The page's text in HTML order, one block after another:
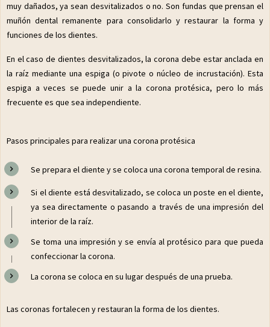
muy dañados, ya sean desvitalizados o no. Son fundas que prensan el
muñón dental remanente para consolidarlo y restaurar la forma y
funciones de los dientes.
En el caso de dientes desvitalizados, la corona debe estar anclada en
la raíz mediante una espiga (o pivote o núcleo de incrustación). Esta
espiga a veces se puede unir a la corona protésica, pero lo más
frecuente es que sea independiente.
Pasos principales para realizar una corona protésica
Se prepara el diente y se coloca una corona temporal de resina.
Si el diente está desvitalizado, se coloca un poste en el diente,
ya sea directamente o pasando a través de una impresión del
interior de la raíz.
Se toma una impresión y se envía al protésico para que pueda
confeccionar la corona.
La corona se coloca en su lugar después de una prueba.
Las coronas fortalecen y restauran la forma de los dientes.